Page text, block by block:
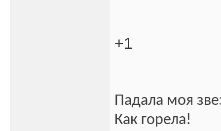
+1
Падала моя
Как горела!